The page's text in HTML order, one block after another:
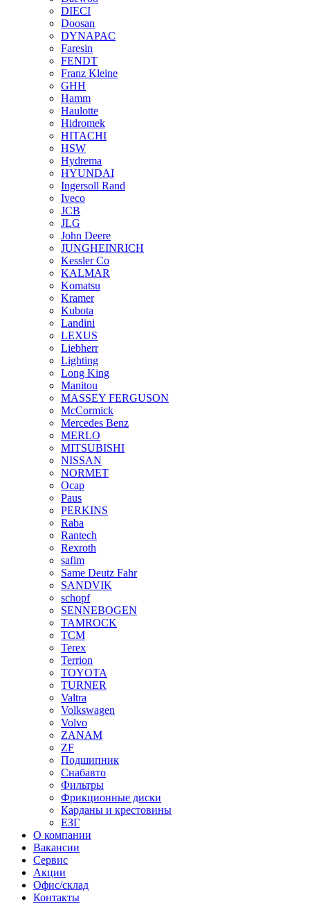
DIECI
Doosan
DYNAPAC
Faresin
FENDT
Franz Kleine
GHH
Hamm
Haulotte
Hidromek
HITACHI
HSW
Hydrema
HYUNDAI
Ingersoll Rand
Iveco
JCB
JLG
John Deere
JUNGHEINRICH
Kessler Co
KALMAR
Komatsu
Kramer
Kubota
Landini
LEXUS
Liebherr
Lighting
Long King
Manitou
MASSEY FERGUSON
McCormick
Mercedes Benz
MERLO
MITSUBISHI
NISSAN
NORMET
Ocap
Paus
PERKINS
Raba
Rantech
Rexroth
safim
Same Deutz Fahr
SANDVIK
schopf
SENNEBOGEN
TAMROCK
TCM
Terex
Terrion
TOYOTA
TURNER
Valtra
Volkswagen
Volvo
ZANAM
ZF
Подшипник
Снабавто
Фильтры
Фрикционные диски
Карданы и крестовины
ЕЗГ
О компании
Вакансии
Сервис
Акции
Офис/склад
Контакты